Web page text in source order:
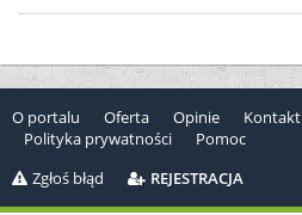
O portalu Oferta Opinie Kontakt
Polityka prywatności
Pomoc
Zgłoś błąd
REJESTRACJA